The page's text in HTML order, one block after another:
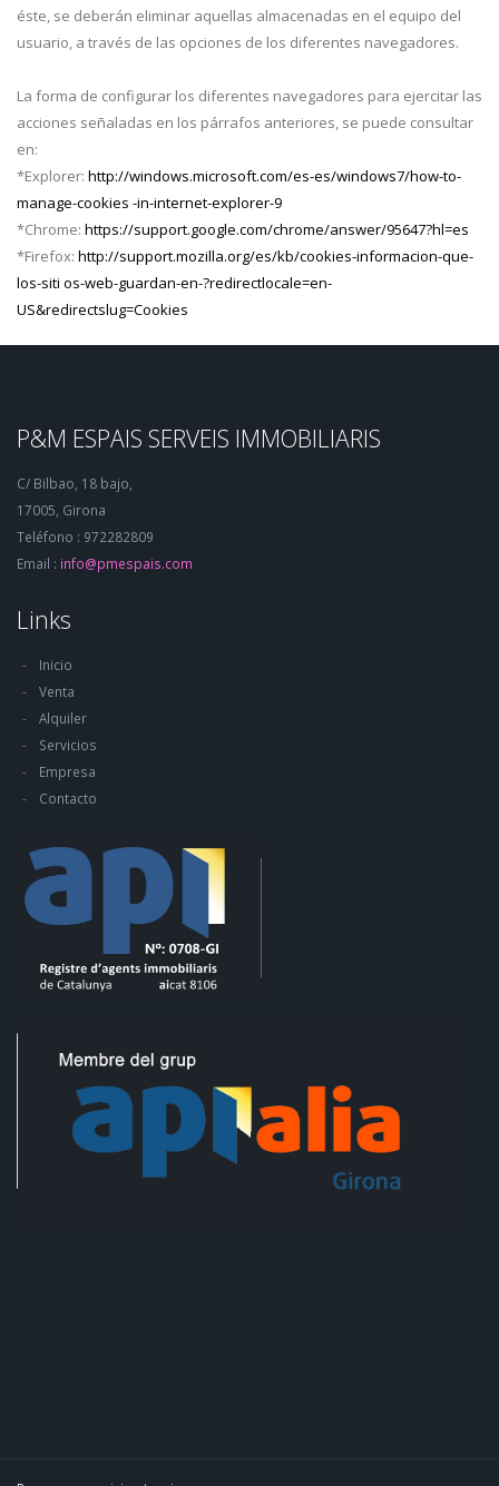
éste, se deberán eliminar aquellas almacenadas en el equipo del
usuario, a través de las opciones de los diferentes navegadores.
La forma de configurar los diferentes navegadores para ejercitar las
acciones señaladas en los párrafos anteriores, se puede consultar
en:
*Explorer: http://windows.microsoft.com/es-es/windows7/how-to-
manage-cookies -in-internet-explorer-9
*Chrome: https://support.google.com/chrome/answer/95647?hl=es
*Firefox: http://support.mozilla.org/es/kb/cookies-informacion-que-
los-siti os-web-guardan-en-?redirectlocale=en-
US&redirectslug=Cookies
P&M ESPAIS SERVEIS IMMOBILIARIS
C/ Bilbao, 18 bajo,
17005, Girona
Teléfono : 972282809
Email : info@pmespais.com
Links
Inicio
Venta
Alquiler
Servicios
Empresa
Contacto